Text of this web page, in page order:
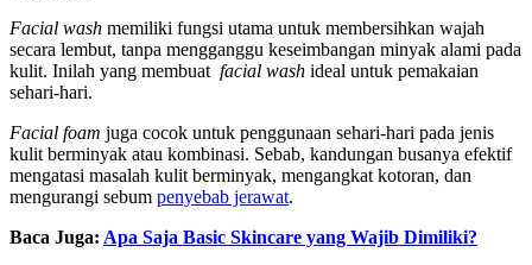
Facial wash memiliki fungsi utama untuk membersihkan wajah
secara lembut, tanpa mengganggu keseimbangan minyak alami pada
kulit. Inilah yang membuat facial wash ideal untuk pemakaian
sehari-hari.
Facial foam juga cocok untuk penggunaan sehari-hari pada jenis
kulit berminyak atau kombinasi. Sebab, kandungan busanya efektif
mengatasi masalah kulit berminyak, mengangkat kotoran, dan
mengurangi sebum penyebab jerawat.
Baca Juga: Apa Saja Basic Skincare yang Wajib Dimiliki?